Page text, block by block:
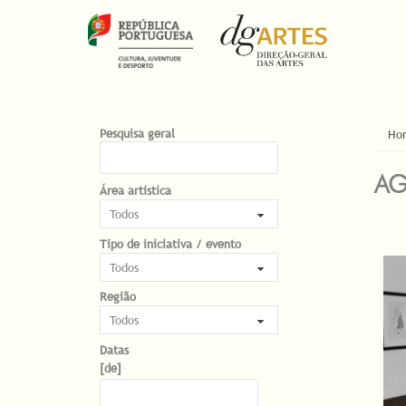
Pesquisa geral
Área artística
Tipo de iniciativa / evento
Região
Datas
Datas
Date